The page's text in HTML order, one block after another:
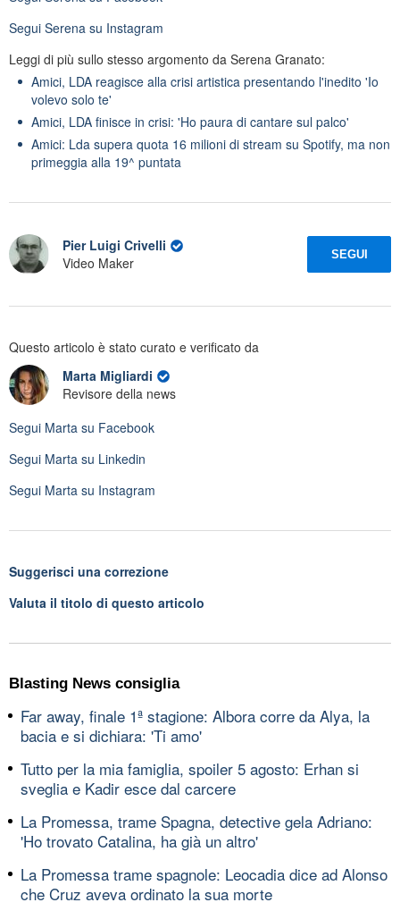
Segui Serena su Instagram
Leggi di più sullo stesso argomento da Serena Granato:
Amici, LDA reagisce alla crisi artistica presentando l'inedito 'Io
volevo solo te'
Amici, LDA finisce in crisi: 'Ho paura di cantare sul palco'
Amici: Lda supera quota 16 milioni di stream su Spotify, ma non
primeggia alla 19^ puntata
Pier Luigi Crivelli
Video Maker
SEGUI
Questo articolo è stato curato e verificato da
Marta Migliardi
Revisore della news
Segui Marta su Facebook
Segui Marta su Linkedin
Segui Marta su Instagram
Suggerisci una correzione
Valuta il titolo di questo articolo
Blasting News consiglia
Far away, finale 1ª stagione: Albora corre da Alya, la
bacia e si dichiara: 'Ti amo'
Tutto per la mia famiglia, spoiler 5 agosto: Erhan si
sveglia e Kadir esce dal carcere
La Promessa, trame Spagna, detective gela Adriano:
'Ho trovato Catalina, ha già un altro'
La Promessa trame spagnole: Leocadia dice ad Alonso
che Cruz aveva ordinato la sua morte